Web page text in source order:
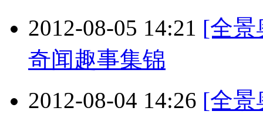
2012-08-05 14:21 [全景
奇闻趣事集锦
2012-08-04 14:26 [全景